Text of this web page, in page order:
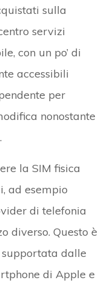
sulla
servizi
con un po’ di
accessibili
per
nonostante
la SIM fisica
ad esempio
di telefonia
diverso. Questo è
supportata dalle
di Apple e